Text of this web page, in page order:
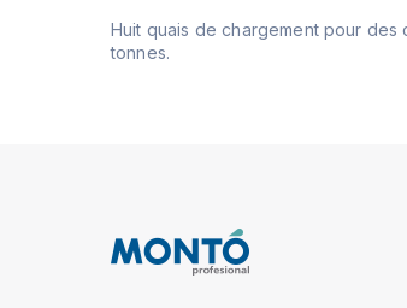
Huit quais de chargement pour des
tonnes.